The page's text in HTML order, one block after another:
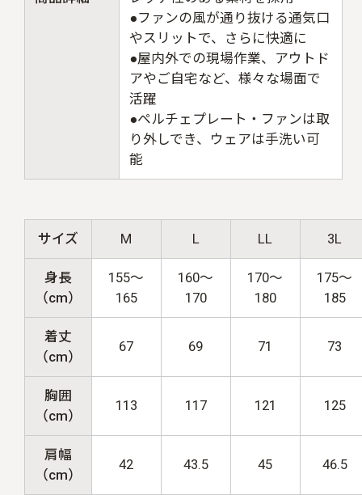
●ファンの風が通り抜ける通気口
やスリットで、さらに快適に
●屋内外での現場作業、アウトド
アやご自宅など、様々な場面で
活躍
●ペルチェプレート・ファンは取
り外しでき、ウェアは手洗い可
能
サイズ M L LL 3L
身長
（cm）
155～
165
160～
170
170～
180
175～
185
着丈
（cm）
67 69 71 73
胸囲
（cm）
113 117 121 125
肩幅
（cm）
42 43.5 45 46.5